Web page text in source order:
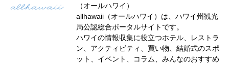
（オールハワイ）
allhawaii（オールハワイ）は、ハワイ州観光
局公認総合ポータルサイトです。
ハワイの情報収集に役立つホテル、レストラ
ン、アクティビティ、買い物、結婚式のスポ
ット、イベント、コラム、みんなのおすすめ